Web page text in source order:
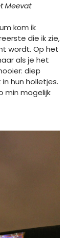
Meevat
kom ik
die ik zie,
wordt. Op het
als je het
diep
hun holletjes.
min mogelijk